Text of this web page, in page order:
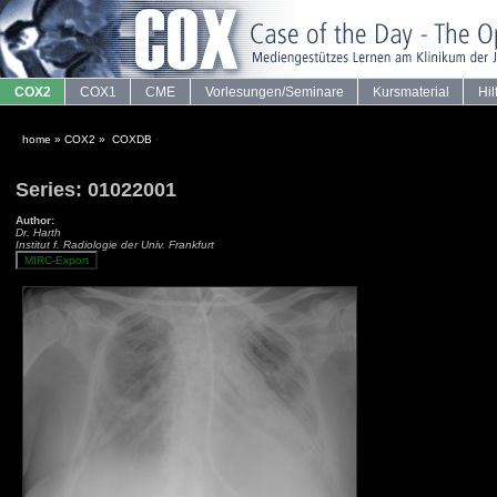
COX2 COX1 CME Vorlesungen/Seminare Kursmaterial
home » COX2 » COXDB ·
Series: 01022001
Author:
Dr. Harth
Institut f. Radiologie der Univ. Frankfurt